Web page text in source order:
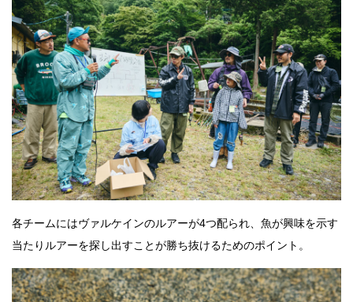
各チームにはヴァルケインのルアーが4つ配られ、魚が興味を示す
当たりルアーを探し出すことが勝ち抜けるためのポイント。